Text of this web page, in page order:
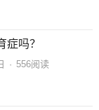
症吗？
· 556阅读